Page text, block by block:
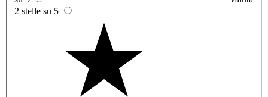
2 stelle su 5